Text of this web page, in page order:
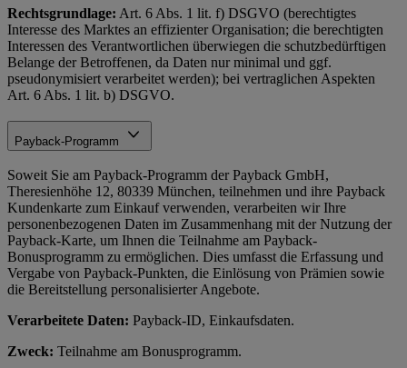
Rechtsgrundlage: Art. 6 Abs. 1 lit. f) DSGVO (berechtigtes
Interesse des Marktes an effizienter Organisation; die berechtigten
Interessen des Verantwortlichen überwiegen die schutzbedürftigen
Belange der Betroffenen, da Daten nur minimal und ggf.
pseudonymisiert verarbeitet werden); bei vertraglichen Aspekten
Art. 6 Abs. 1 lit. b) DSGVO.
Payback-Programm
Soweit Sie am Payback-Programm der Payback GmbH,
Theresienhöhe 12, 80339 München, teilnehmen und ihre Payback
Kundenkarte zum Einkauf verwenden, verarbeiten wir Ihre
personenbezogenen Daten im Zusammenhang mit der Nutzung der
Payback-Karte, um Ihnen die Teilnahme am Payback-
Bonusprogramm zu ermöglichen. Dies umfasst die Erfassung und
Vergabe von Payback-Punkten, die Einlösung von Prämien sowie
die Bereitstellung personalisierter Angebote.
Verarbeitete Daten: Payback-ID, Einkaufsdaten.
Zweck: Teilnahme am Bonusprogramm.